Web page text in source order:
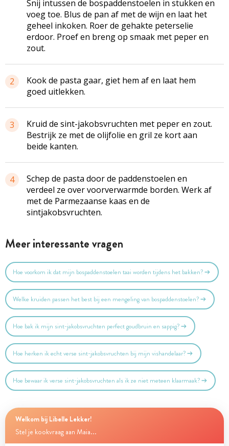
Snij intussen de bospaddenstoelen in stukken en
voeg toe. Blus de pan af met de wijn en laat het
geheel inkoken. Roer de gehakte peterselie
erdoor. Proef en breng op smaak met peper en
zout.
2
Kook de pasta gaar, giet hem af en laat hem
goed uitlekken.
3
Kruid de sint-jakobsvruchten met peper en zout.
Bestrijk ze met de olijfolie en gril ze kort aan
beide kanten.
4
Schep de pasta door de paddenstoelen en
verdeel ze over voorverwarmde borden. Werk af
met de Parmezaanse kaas en de
sintjakobsvruchten.
Meer interessante vragen
Hoe voorkom ik dat mijn bospaddenstoelen taai worden tijdens het bakken?
Welke kruiden passen het best bij een mengeling van bospaddenstoelen?
Hoe bak ik mijn sint-jakobsvruchten perfect goudbruin en sappig?
Hoe herken ik echt verse sint-jakobsvruchten bij mijn vishandelaar?
Hoe bewaar ik verse sint-jakobsvruchten als ik ze niet meteen klaarmaak?
Welkom bij Libelle Lekker!
Stel je kookvraag aan Maia...